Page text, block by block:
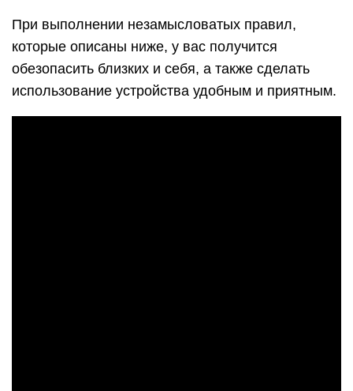
При выполнении незамысловатых правил,
которые описаны ниже, у вас получится
обезопасить близких и себя, а также сделать
использование устройства удобным и приятным.